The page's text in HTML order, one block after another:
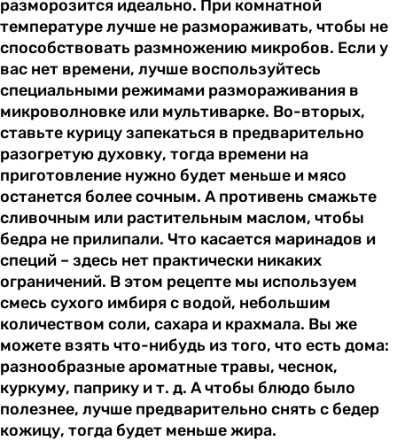
разморозится идеально. При комнатной
температуре лучше не размораживать, чтобы не
способствовать размножению микробов. Если у
вас нет времени, лучше воспользуйтесь
специальными режимами размораживания в
микроволновке или мультиварке. Во-вторых,
ставьте курицу запекаться в предварительно
разогретую духовку, тогда времени на
приготовление нужно будет меньше и мясо
останется более сочным. А противень смажьте
сливочным или растительным маслом, чтобы
бедра не прилипали. Что касается маринадов и
специй – здесь нет практически никаких
ограничений. В этом рецепте мы используем
смесь сухого имбиря с водой, небольшим
количеством соли, сахара и крахмала. Вы же
можете взять что-нибудь из того, что есть дома:
разнообразные ароматные травы, чеснок,
куркуму, паприку и т. д. А чтобы блюдо было
полезнее, лучше предварительно снять с бедер
кожицу, тогда будет меньше жира.